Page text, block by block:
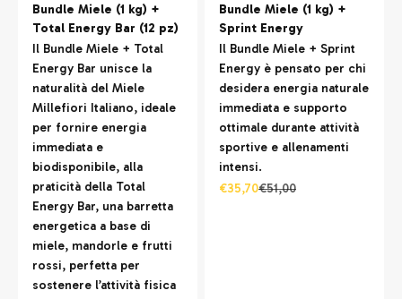
Bundle Miele (1 kg) +
Total Energy Bar (12 pz)
Il Bundle Miele + Total
Energy Bar unisce la
naturalità del Miele
Millefiori Italiano, ideale
per fornire energia
immediata e
biodisponibile, alla
praticità della Total
Energy Bar, una barretta
energetica a base di
miele, mandorle e frutti
rossi, perfetta per
sostenere l’attività fisica
Bundle Miele (1 kg) +
Sprint Energy
Il Bundle Miele + Sprint
Energy è pensato per chi
desidera energia naturale
immediata e supporto
ottimale durante attività
sportive e allenamenti
intensi.
Prezzo scontato
€35,70Prezzo
€51,00